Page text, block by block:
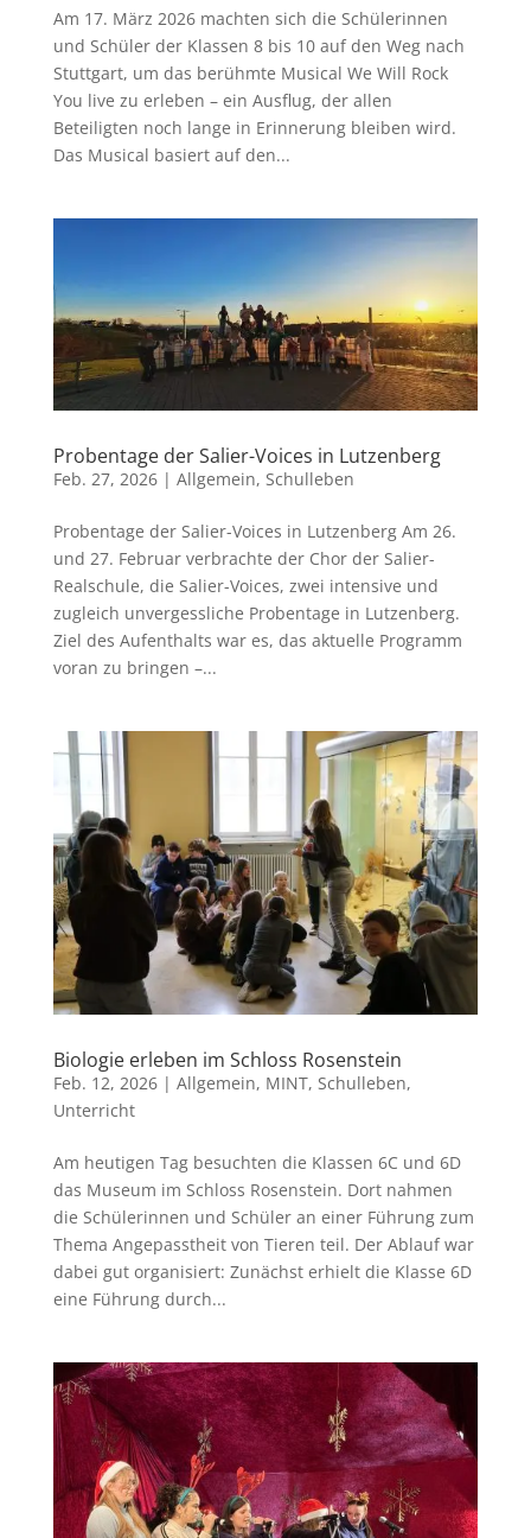
Am 17. März 2026 machten sich die Schülerinnen
und Schüler der Klassen 8 bis 10 auf den Weg nach
Stuttgart, um das berühmte Musical We Will Rock
You live zu erleben – ein Ausflug, der allen
Beteiligten noch lange in Erinnerung bleiben wird.
Das Musical basiert auf den...
Probentage der Salier-Voices in Lutzenberg
Feb. 27, 2026| Allgemein, Schulleben
Probentage der Salier-Voices in Lutzenberg Am 26.
und 27. Februar verbrachte der Chor der Salier-
Realschule, die Salier-Voices, zwei intensive und
zugleich unvergessliche Probentage in Lutzenberg.
Ziel des Aufenthalts war es, das aktuelle Programm
voran zu bringen –...
Biologie erleben im Schloss Rosenstein
Feb. 12, 2026| Allgemein, MINT, Schulleben,
Unterricht
Am heutigen Tag besuchten die Klassen 6C und 6D
das Museum im Schloss Rosenstein. Dort nahmen
die Schülerinnen und Schüler an einer Führung zum
Thema Angepasstheit von Tieren teil. Der Ablauf war
dabei gut organisiert: Zunächst erhielt die Klasse 6D
eine Führung durch...